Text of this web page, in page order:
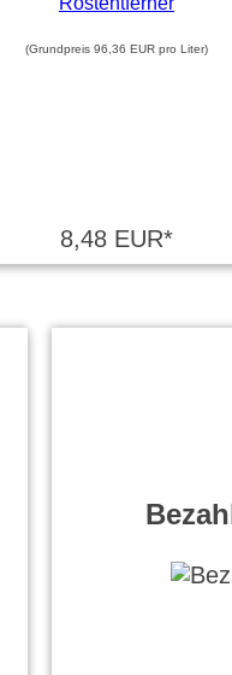
(Grundpreis 96,36 EUR pro Liter)
8,48 EUR*